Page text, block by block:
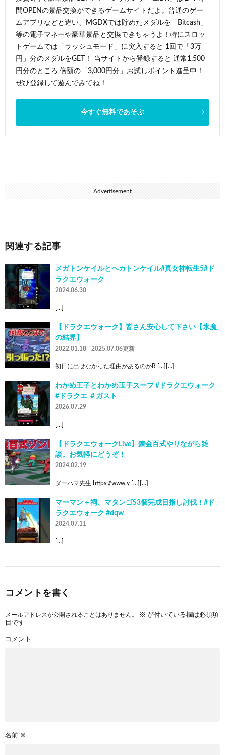
間OPENの景品交換ができるゲームサイトだよ。普通のゲー
ムアプリなどと違い、MGDXでは貯めたメダルを「Bitcash」
等の電子マネーや豪華景品と交換できちゃうよ！特にスロッ
トゲームでは「ラッシュモード」に突入すると 1回で「3万
円」分のメダルをGET！ 当サイトから登録すると 通常1,500
円分のところ 倍額の「3,000円分」お試しポイント進呈中！
ぜひ登録して遊んでみてね！
今すぐ無料であそぶ
Advertisement
関連する記事
メガトンケイルとヘカトンケイル#真女神転生5#ド
ラクエウォーク
2024.06.30
[…]
【ドラクエウォーク】皆さん安心して下さい【氷魔
の結界】
2022.01.18 2025.07.06更新
初日に出せなかった理由があるのかR […][…]
わかめ王子とわかめ玉子スープ #ドラクエウォーク
#ドラクエ ＃ガスト
2026.07.29
[…]
【ドラクエウォークLive】錬金百式やりながら雑
談。お気軽にどうぞ！
2024.02.19
ダーハマ先生 https://www.y […][…]
マーマン＋祠、マタンゴS3個完成目指し討伐！#ド
ラクエウォーク #dqw
2024.07.11
[…]
コメントを書く
メールアドレスが公開されることはありません。 ※ が付いている欄は必須項
目です
コメント
名前 ※